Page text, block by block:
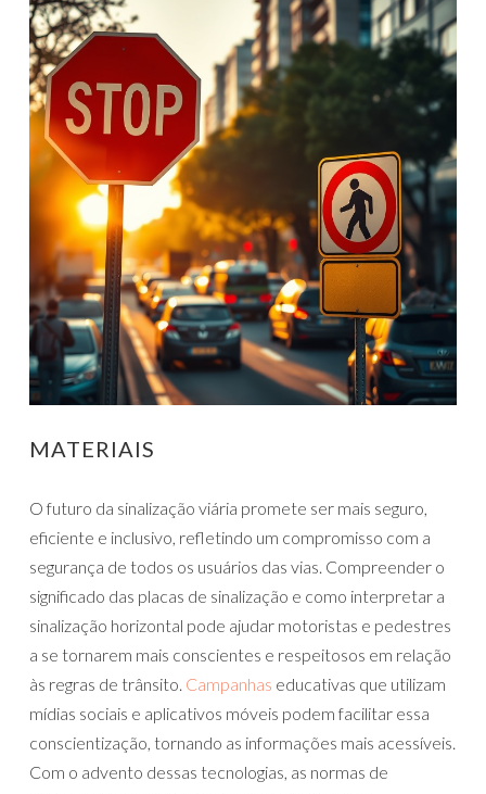
MATERIAIS
O futuro da sinalização viária promete ser mais seguro,
eficiente e inclusivo, refletindo um compromisso com a
segurança de todos os usuários das vias. Compreender o
significado das placas de sinalização e como interpretar a
sinalização horizontal pode ajudar motoristas e pedestres
a se tornarem mais conscientes e respeitosos em relação
às regras de trânsito. Campanhas educativas que utilizam
mídias sociais e aplicativos móveis podem facilitar essa
conscientização, tornando as informações mais acessíveis.
Com o advento dessas tecnologias, as normas de